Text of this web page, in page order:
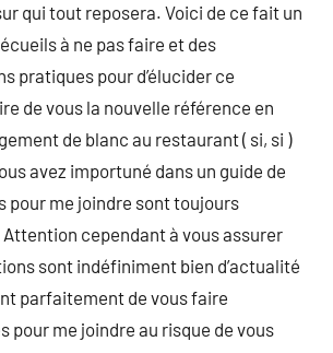
qui tout reposera. Voici de ce fait un
à ne pas faire et des
pratiques pour d’élucider ce
de vous la nouvelle référence en
de blanc au restaurant ( si, si )
avez importuné dans un guide de
pour me joindre sont toujours
cependant à vous assurer
sont indéfiniment bien d’actualité
parfaitement de vous faire
pour me joindre au risque de vous